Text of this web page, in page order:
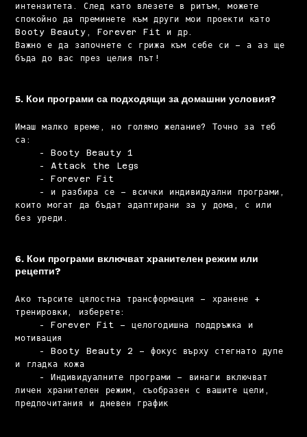
интензитета. След като влезете в ритъм, можете
спокойно да преминете към други мои проекти като
Booty Beauty, Forever Fit и др.
Важно е да започнете с грижа към себе си – а аз ще
бъда до вас през целия път!
5. Кои програми са подходящи за домашни условия?
Имаш малко време, но голямо желание? Точно за теб
са:
- Booty Beauty 1
- Attack the Legs
- Forever Fit
- и разбира се – всички индивидуални програми,
които могат да бъдат адаптирани за у дома, с или
без уреди.
6. Кои програми включват хранителен режим или
рецепти?
Ако търсите цялостна трансформация – хранене +
тренировки, изберете:
- Forever Fit – целогодишна поддръжка и
мотивация
- Booty Beauty 2 – фокус върху стегнато дупе
и гладка кожа
- Индивидуалните програми – винаги включват
личен хранителен режим, съобразен с вашите цели,
предпочитания и дневен график